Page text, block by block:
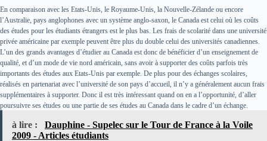
En comparaison avec les Etats-Unis, le Royaume-Unis, la Nouvelle-Zélande ou encore
l’Australie, pays anglophones avec un système anglo-saxon, le Canada est celui où les coûts
des études pour les étudiants étrangers est le plus bas. Les frais de scolarité dans une université
privée américaine par exemple peuvent être plus du double celui des universités canadiennes.
L’un des grands avantages d’étudier au Canada est donc de bénéficier d’un enseignement de
qualité, et d’un mode de vie nord américain, sans avoir à supporter des coûts parfois très
importants des études aux Etats-Unis par exemple. De plus pour des échanges scolaires,
réalisés en partenariat avec l’université de son pays d’accueil, il n’y a généralement aucun frais
supplémentaires à supporter. Donc il est très intéressant quand on en a l’opportunité, d’aller
poursuivre ses études ou une partie de ses études au Canada dans le cadre d’un échange.
à lire :
Dauphine - Supelec sur le Tour de France à la Voile
2009 - Articles étudiants